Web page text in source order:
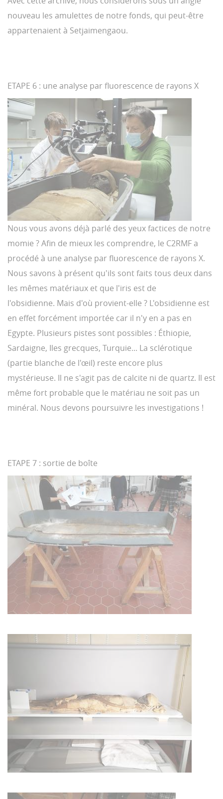
nouveau les amulettes de notre fonds, qui peut-être
appartenaient à Setjaimengaou.
ETAPE 6 : une analyse par fluorescence de rayons X
Nous vous avons déjà parlé des yeux factices de notre
momie ? Afin de mieux les comprendre, le C2RMF a
procédé à une analyse par fluorescence de rayons X.
Nous savons à présent qu'ils sont faits tous deux dans
les mêmes matériaux et que l'iris est de
l'obsidienne. Mais d'où provient-elle ? L'obsidienne est
en effet forcément importée car il n'y en a pas en
Egypte. Plusieurs pistes sont possibles : Éthiopie,
Sardaigne, Iles grecques, Turquie... La sclérotique
(partie blanche de l'œil) reste encore plus
mystérieuse. Il ne s'agit pas de calcite ni de quartz. Il est
même fort probable que le matériau ne soit pas un
minéral. Nous devons poursuivre les investigations !
ETAPE 7 : sortie de boîte